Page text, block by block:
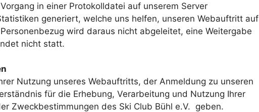
in einer Protokolldatei auf unserem Server
generiert, welche uns helfen, unseren Webauftritt auf
wird daraus nicht abgeleitet, eine Weitergabe
nicht statt.
Nutzung unseres Webauftritts, der Anmeldung zu unseren
für die Erhebung, Verarbeitung und Nutzung Ihrer
Zweckbestimmungen des Ski Club Bühl e.V. geben.